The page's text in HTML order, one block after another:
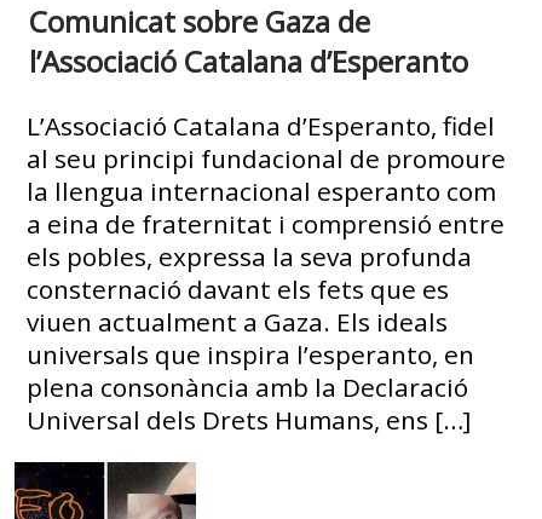
Comunicat sobre Gaza de
l’Associació Catalana d’Esperanto
L’Associació Catalana d’Esperanto, fidel
al seu principi fundacional de promoure
la llengua internacional esperanto com
a eina de fraternitat i comprensió entre
els pobles, expressa la seva profunda
consternació davant els fets que es
viuen actualment a Gaza. Els ideals
universals que inspira l’esperanto, en
plena consonància amb la Declaració
Universal dels Drets Humans, ens […]